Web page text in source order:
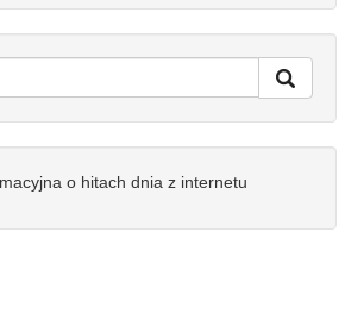
o hitach dnia z internetu